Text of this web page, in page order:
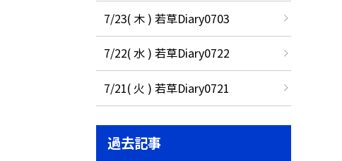
7/23( 木 ) 若草Diary0703
7/22( 水 ) 若草Diary0722
7/21( 火 ) 若草Diary0721
過去記事